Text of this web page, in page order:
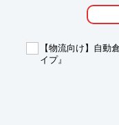
・仕分けコンベア
【導入の効果】
・作業時間の短縮
【物流向け】自動
イプ』